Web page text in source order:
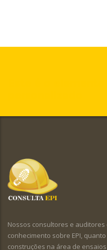
Nossos consultores e
conhecimento sobre EPI,
construções na área de